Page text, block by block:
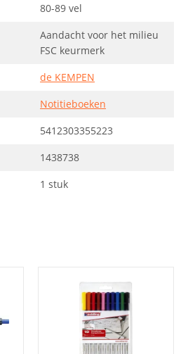
80-89 vel
Aandacht voor het milieu
FSC keurmerk
de KEMPEN
Notitieboeken
5412303355223
1438738
1 stuk